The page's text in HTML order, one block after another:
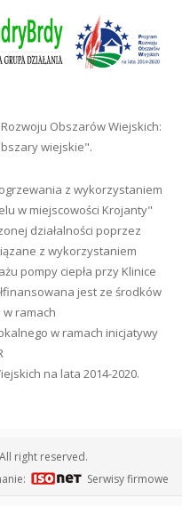
Obszarów Wiejskich:
wiejskie".
z wykorzystaniem
w miejscowości Krojanty"
działalności poprzez
z wykorzystaniem
pompy ciepła przy Klinice
jest ze środków
w ramach
w ramach inicjatywy
na lata 2014-2020.
right reserved.
Serwisy firmowe